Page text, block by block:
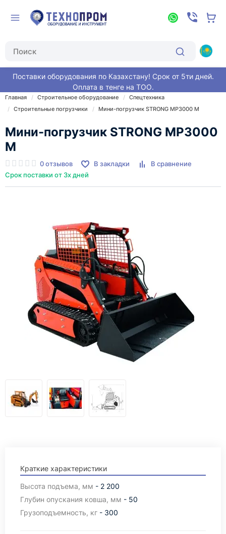
Поставки оборудования по Казахстану! Срок от 5ти дней.
Оплата в тенге на ТОО.
Главная Строительное оборудование
Спецтехника
Строительные погрузчики
Мини-погрузчик STRONG MP3000 M
Мини-погрузчик STRONG MP3000
M
0 отзывов В закладки
В сравнение
Срок поставки от 3х дней
Краткие характеристики
Высота подъема, мм - 2 200
Глубин опускания ковша, мм - 50
Грузоподъемность, кг - 300